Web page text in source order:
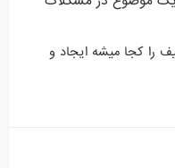
را کجا میشه ایجاد و